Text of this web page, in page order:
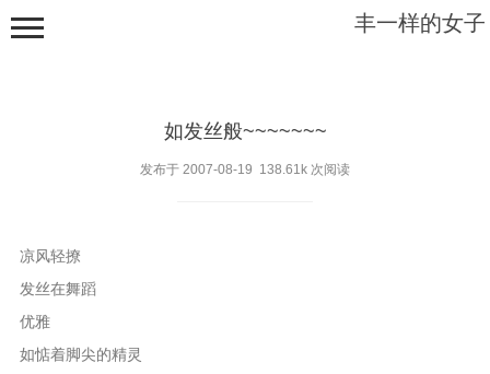
如发丝般~~~~~~~
发布于 2007-08-19 138.61k 次阅读
凉风轻撩
发丝在舞蹈
优雅
如惦着脚尖的精灵
丰一样的女子
枝之稳安
叶之飘零